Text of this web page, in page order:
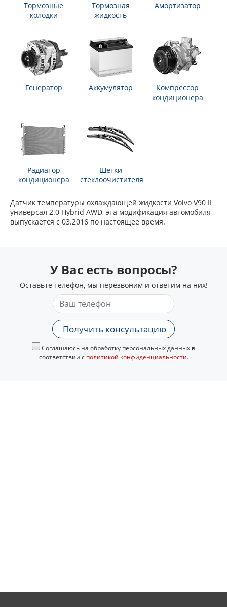
Тормозные
колодки
Тормозная
жидкость
Амортизатор
Генератор Аккумулятор
Компрессор
кондиционера
Радиатор
кондиционера
Щетки
стеклоочистителя
Датчик температуры охлаждающей жидкости Volvo V90 II
универсал 2.0 Hybrid AWD, эта модификация автомобиля
выпускается с 03.2016 по настоящее время.
У Вас есть вопросы?
Оставьте телефон, мы перезвоним и ответим на них!
Получить консультацию
Соглашаюсь на обработку персональных данных в
соответствии с политикой конфиденциальности.